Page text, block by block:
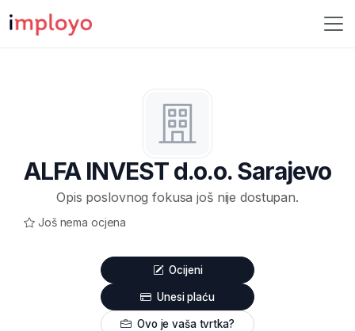
ALFA INVEST d.o.o. Sarajevo
Opis poslovnog fokusa još nije dostupan.
Još nema ocjena
Ocijeni
Unesi plaću
Ovo je vaša tvrtka?